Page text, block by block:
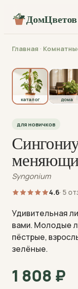
ДомЦветов
Главная ·
каталог
каталог дома
для новичков
Syngonium
4.6· 5
Удивительная
вами. Молодые
пёстрые,
зелёные.
1 808 ₽